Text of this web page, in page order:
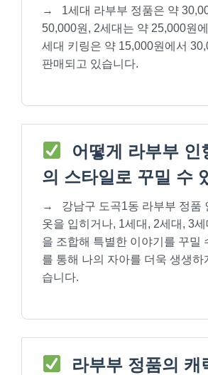
→
1세대 라부부 정품은 약
50,000원, 2세대는 약 25,000원
세대 키링은 약 15,000원에서
판매되고 있습니다.
어떻게 라부부 인
의 스타일로 꾸밀 수
→
강남구 도곡1동 라부부 정품
옷을 입히거나, 1세대, 2세대, 3
을 조합해 특별한 이야기를 꾸밀
를 통해 나의 자아를 더욱 생생하
습니다.
라부부 정품의 캐